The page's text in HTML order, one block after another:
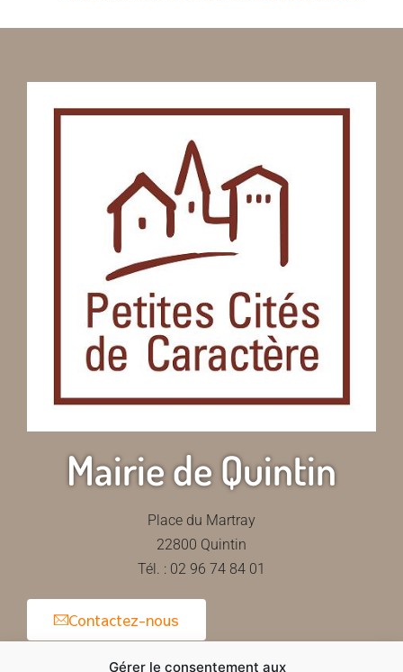
Gérer le consentement aux
Mairie de Quintin
Place du Martray
22800 Quintin
Tél. : 02 96 74 84 01
Contactez-nous